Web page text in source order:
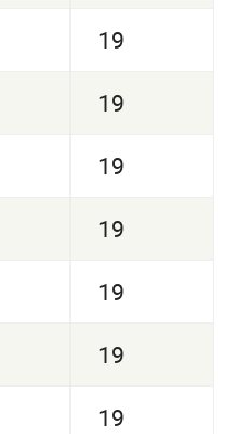
19
19
19
19
19
19
19